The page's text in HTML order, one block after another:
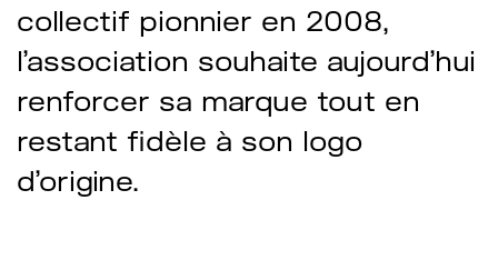
collectif pionnier en 2008,
l’association souhaite aujourd’hui
renforcer sa marque tout en
restant fidèle à son logo
d’origine.